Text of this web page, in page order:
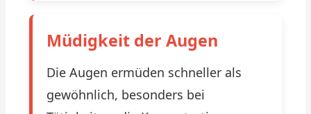
Müdigkeit der Augen
Die Augen ermüden schneller als
gewöhnlich, besonders bei